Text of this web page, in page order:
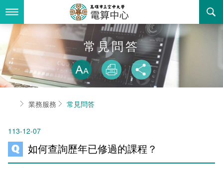
到
要
容
最新消息
關於我們
組織職掌
聯絡資訊
活動花絮
諮詢信箱
業務服務
法令規章
資訊相關法規
購置軟體版權
書表下載
回空大首頁
常見問答
放大
列印 分享
首頁業務服務 常見問答
113-12-07
如何查詢歷年已修過的課程？